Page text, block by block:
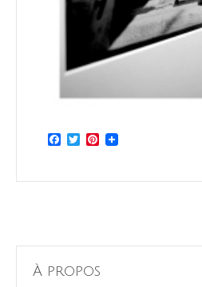
Facebook
TwitterPinterest
À propos